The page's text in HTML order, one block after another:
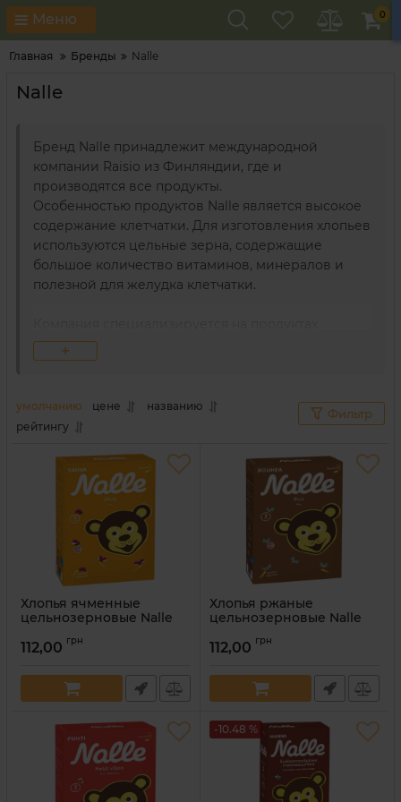
Меню 0
Главная Бренды Nalle
Nalle
Бренд Nalle принадлежит международной
компании Raisio из Финляндии, где и
производятся все продукты.
Особенностью продуктов Nalle является высокое
содержание клетчатки. Для изготовления хлопьев
используются цельные зерна, содержащие
большое количество витаминов, минералов и
полезной для желудка клетчатки.
питания для здорового образа жизни.
Зерно, которое компания использует при
городов, в экологически чистых условиях.
+
умолчанию цене
названию
рейтингу
Фильтр
Хлопья ячменные
цельнозерновые Nalle
Артикул: 6416597114572
112,00 грн
Хлопья ржаные
цельнозерновые Nalle
Артикул: 6416597114589
112,00 грн
-10.48 %